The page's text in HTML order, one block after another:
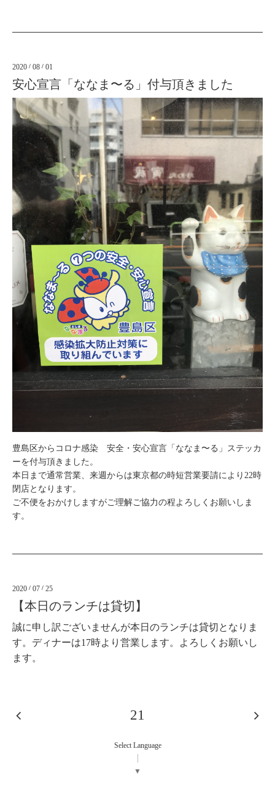
2020 / 08 / 01
安心宣言「ななま〜る」付与頂きました
豊島区からコロナ感染 安全・安心宣言「ななま〜る」ステッカ
ーを付与頂きました。
本日まで通常営業、来週からは東京都の時短営業要請により22時
閉店となります。
ご不便をおかけしますがご理解ご協力の程よろしくお願いしま
す。
2020 / 07 / 25
【本日のランチは貸切】
誠に申し訳ございませんが本日のランチは貸切となりま
す。ディナーは17時より営業します。よろしくお願いし
ます。
21
Select Language
▼